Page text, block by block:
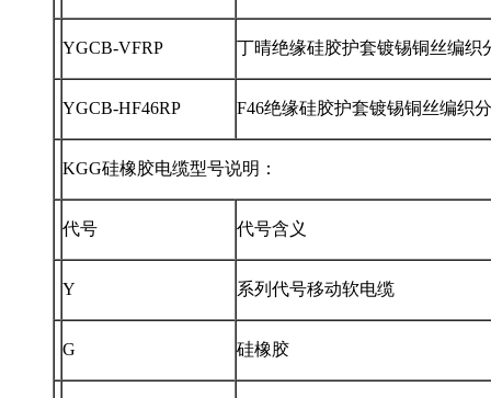
YGCB-VFRP 丁晴绝缘硅胶护套镀锡铜丝编织
YGCB-HF46RP F46绝缘硅胶护套镀锡铜丝编织
KGG硅橡胶电缆型号说明：
代号 代号含义
Y 系列代号移动软电缆
G 硅橡胶